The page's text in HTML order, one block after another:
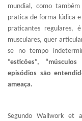
mundial, como
pratica de forma lúdica
praticantes regulares,
musculares, quer
se no tempo
“esticões”,
episódios são
ameaça.
Segundo Wallwork et